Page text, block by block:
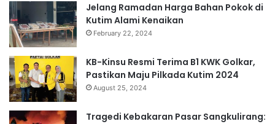
Jelang Ramadan Harga Bahan Pokok di
Kutim Alami Kenaikan
February 22, 2024
KB-Kinsu Resmi Terima B1 KWK Golkar,
Pastikan Maju Pilkada Kutim 2024
August 25, 2024
Tragedi Kebakaran Pasar Sangkulirang: